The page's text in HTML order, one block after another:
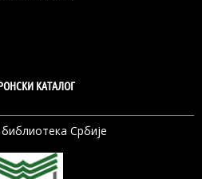
КАТАЛОГ
Србије